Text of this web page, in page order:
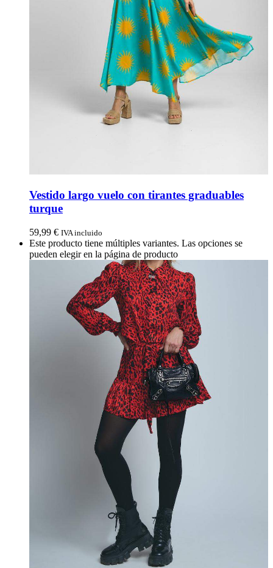
Vestido largo vuelo con tirantes graduables
turque
59,99 € IVA incluido
Este producto tiene múltiples variantes. Las opciones se
pueden elegir en la página de producto